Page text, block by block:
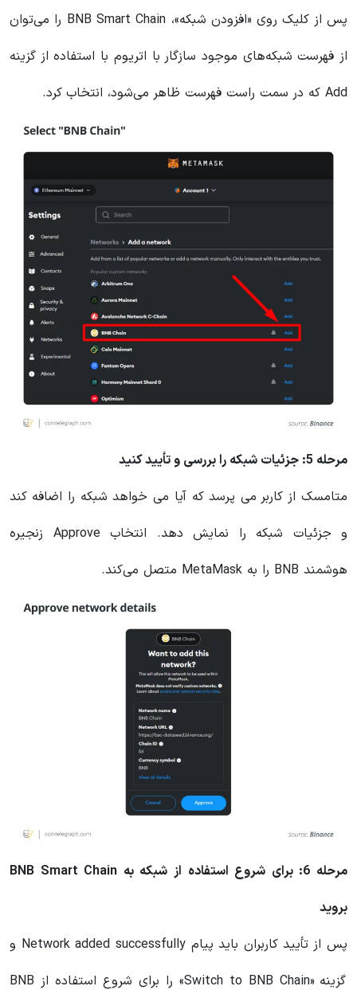
پس از کلیک روی «افزودن شبکه»، BNB Smart Chain را می‌توان
از فهرست شبکه‌های موجود سازگار با اتریوم با استفاده از گزینه
Add که در سمت راست فهرست ظاهر می‌شود، انتخاب کرد.
مرحله 5: جزئیات شبکه را بررسی و تأیید کنید
متامسک از کاربر می پرسد که آیا می خواهد شبکه را اضافه کند
و جزئیات شبکه را نمایش دهد. انتخاب Approve زنجیره
هوشمند BNB را به MetaMask متصل می‌کند.
مرحله 6: برای شروع استفاده از شبکه به BNB Smart Chain
بروید
پس از تأیید کاربران باید پیام Network added successfully و
گزینه «Switch to BNB Chain» را برای شروع استفاده از BNB